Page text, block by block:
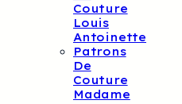
Couture
Louis
Antoinette
Patrons
De
Couture
Madame